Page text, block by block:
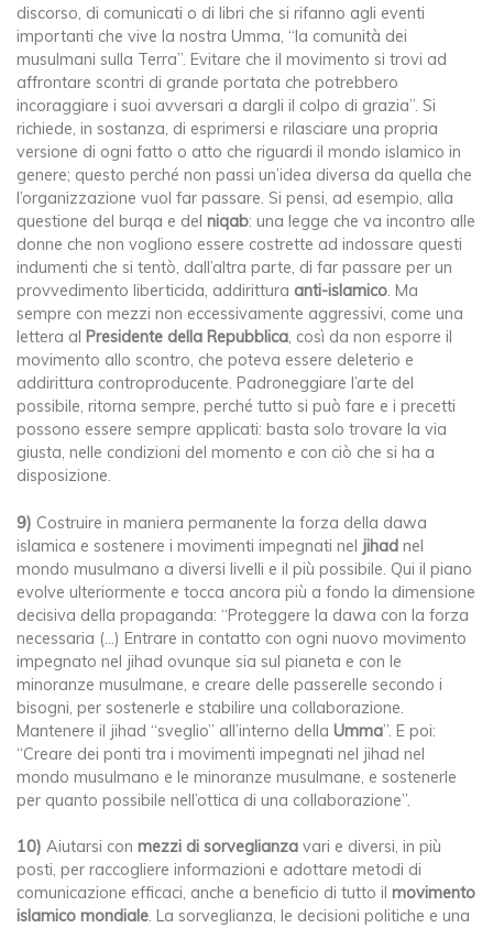
discorso, di comunicati o di libri che si rifanno agli eventi
importanti che vive la nostra Umma, “la comunità dei
musulmani sulla Terra”. Evitare che il movimento si trovi ad
affrontare scontri di grande portata che potrebbero
incoraggiare i suoi avversari a dargli il colpo di grazia”. Si
richiede, in sostanza, di esprimersi e rilasciare una propria
versione di ogni fatto o atto che riguardi il mondo islamico in
genere; questo perché non passi un’idea diversa da quella che
l’organizzazione vuol far passare. Si pensi, ad esempio, alla
questione del burqa e del niqab: una legge che va incontro alle
donne che non vogliono essere costrette ad indossare questi
indumenti che si tentò, dall’altra parte, di far passare per un
provvedimento liberticida, addirittura anti-islamico. Ma
sempre con mezzi non eccessivamente aggressivi, come una
lettera al Presidente della Repubblica, così da non esporre il
movimento allo scontro, che poteva essere deleterio e
addirittura controproducente. Padroneggiare l’arte del
possibile, ritorna sempre, perché tutto si può fare e i precetti
possono essere sempre applicati: basta solo trovare la via
giusta, nelle condizioni del momento e con ciò che si ha a
disposizione.
9) Costruire in maniera permanente la forza della dawa
islamica e sostenere i movimenti impegnati nel jihad nel
mondo musulmano a diversi livelli e il più possibile. Qui il piano
evolve ulteriormente e tocca ancora più a fondo la dimensione
decisiva della propaganda: “Proteggere la dawa con la forza
necessaria (…) Entrare in contatto con ogni nuovo movimento
impegnato nel jihad ovunque sia sul pianeta e con le
minoranze musulmane, e creare delle passerelle secondo i
bisogni, per sostenerle e stabilire una collaborazione.
Mantenere il jihad “sveglio” all’interno della Umma”. E poi:
“Creare dei ponti tra i movimenti impegnati nel jihad nel
mondo musulmano e le minoranze musulmane, e sostenerle
per quanto possibile nell’ottica di una collaborazione”.
10) Aiutarsi con mezzi di sorveglianza vari e diversi, in più
posti, per raccogliere informazioni e adottare metodi di
comunicazione efficaci, anche a beneficio di tutto il movimento
islamico mondiale. La sorveglianza, le decisioni politiche e una